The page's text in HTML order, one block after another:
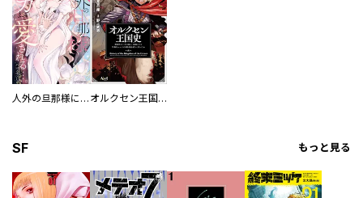
人外の旦那様に娶られ毎晩ナカまで愛される…。アンソロジー オルクセン王国史
SF もっと見る